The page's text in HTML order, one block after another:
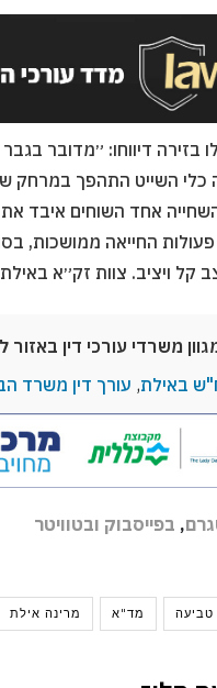
כלי השייט התהפך במרחק
אחד השוחים איבד
קל ויציב. צוות זק״א
משרדי עורכי דין באזור
באילת, עורך דין משרד
, בפייסבוק ובטוויטר
טביעה מד"א מרינה אילת